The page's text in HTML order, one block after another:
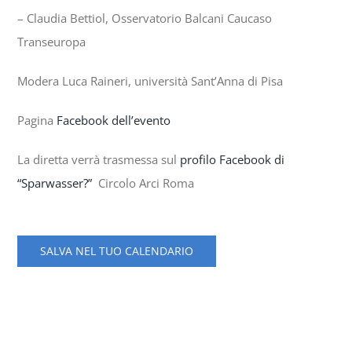
– Claudia Bettiol, Osservatorio Balcani Caucaso
Transeuropa
Modera Luca Raineri, università Sant’Anna di Pisa
Pagina Facebook dell’evento
La diretta verrà trasmessa sul profilo Facebook di
“Sparwasser?” Circolo Arci Roma
SALVA NEL TUO CALENDARIO